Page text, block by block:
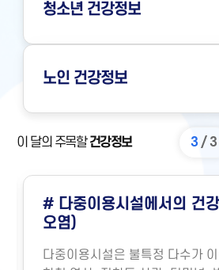
청소년 건강정보
노인 건강정보
이 달의 주목할건강정보 3 /3
# 다중이용시설에서의 건
오염)
다중이용시설은 불특정 다수가